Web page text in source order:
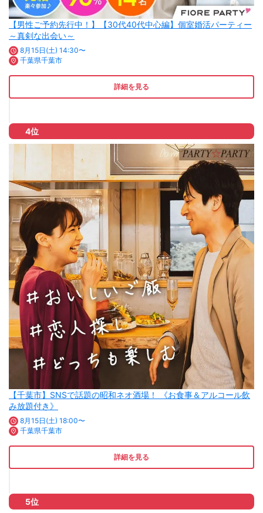
【男性ご予約先行中！】【30代40代中心編】個室婚活パーティー
～真剣な出会い～
8月15日(土) 14:30〜
千葉県千葉市
詳細を見る
4位
【千葉市】SNSで話題の昭和ネオ酒場！ 《お食事＆アルコール飲
み放題付き》
8月15日(土) 18:00〜
千葉県千葉市
詳細を見る
5位